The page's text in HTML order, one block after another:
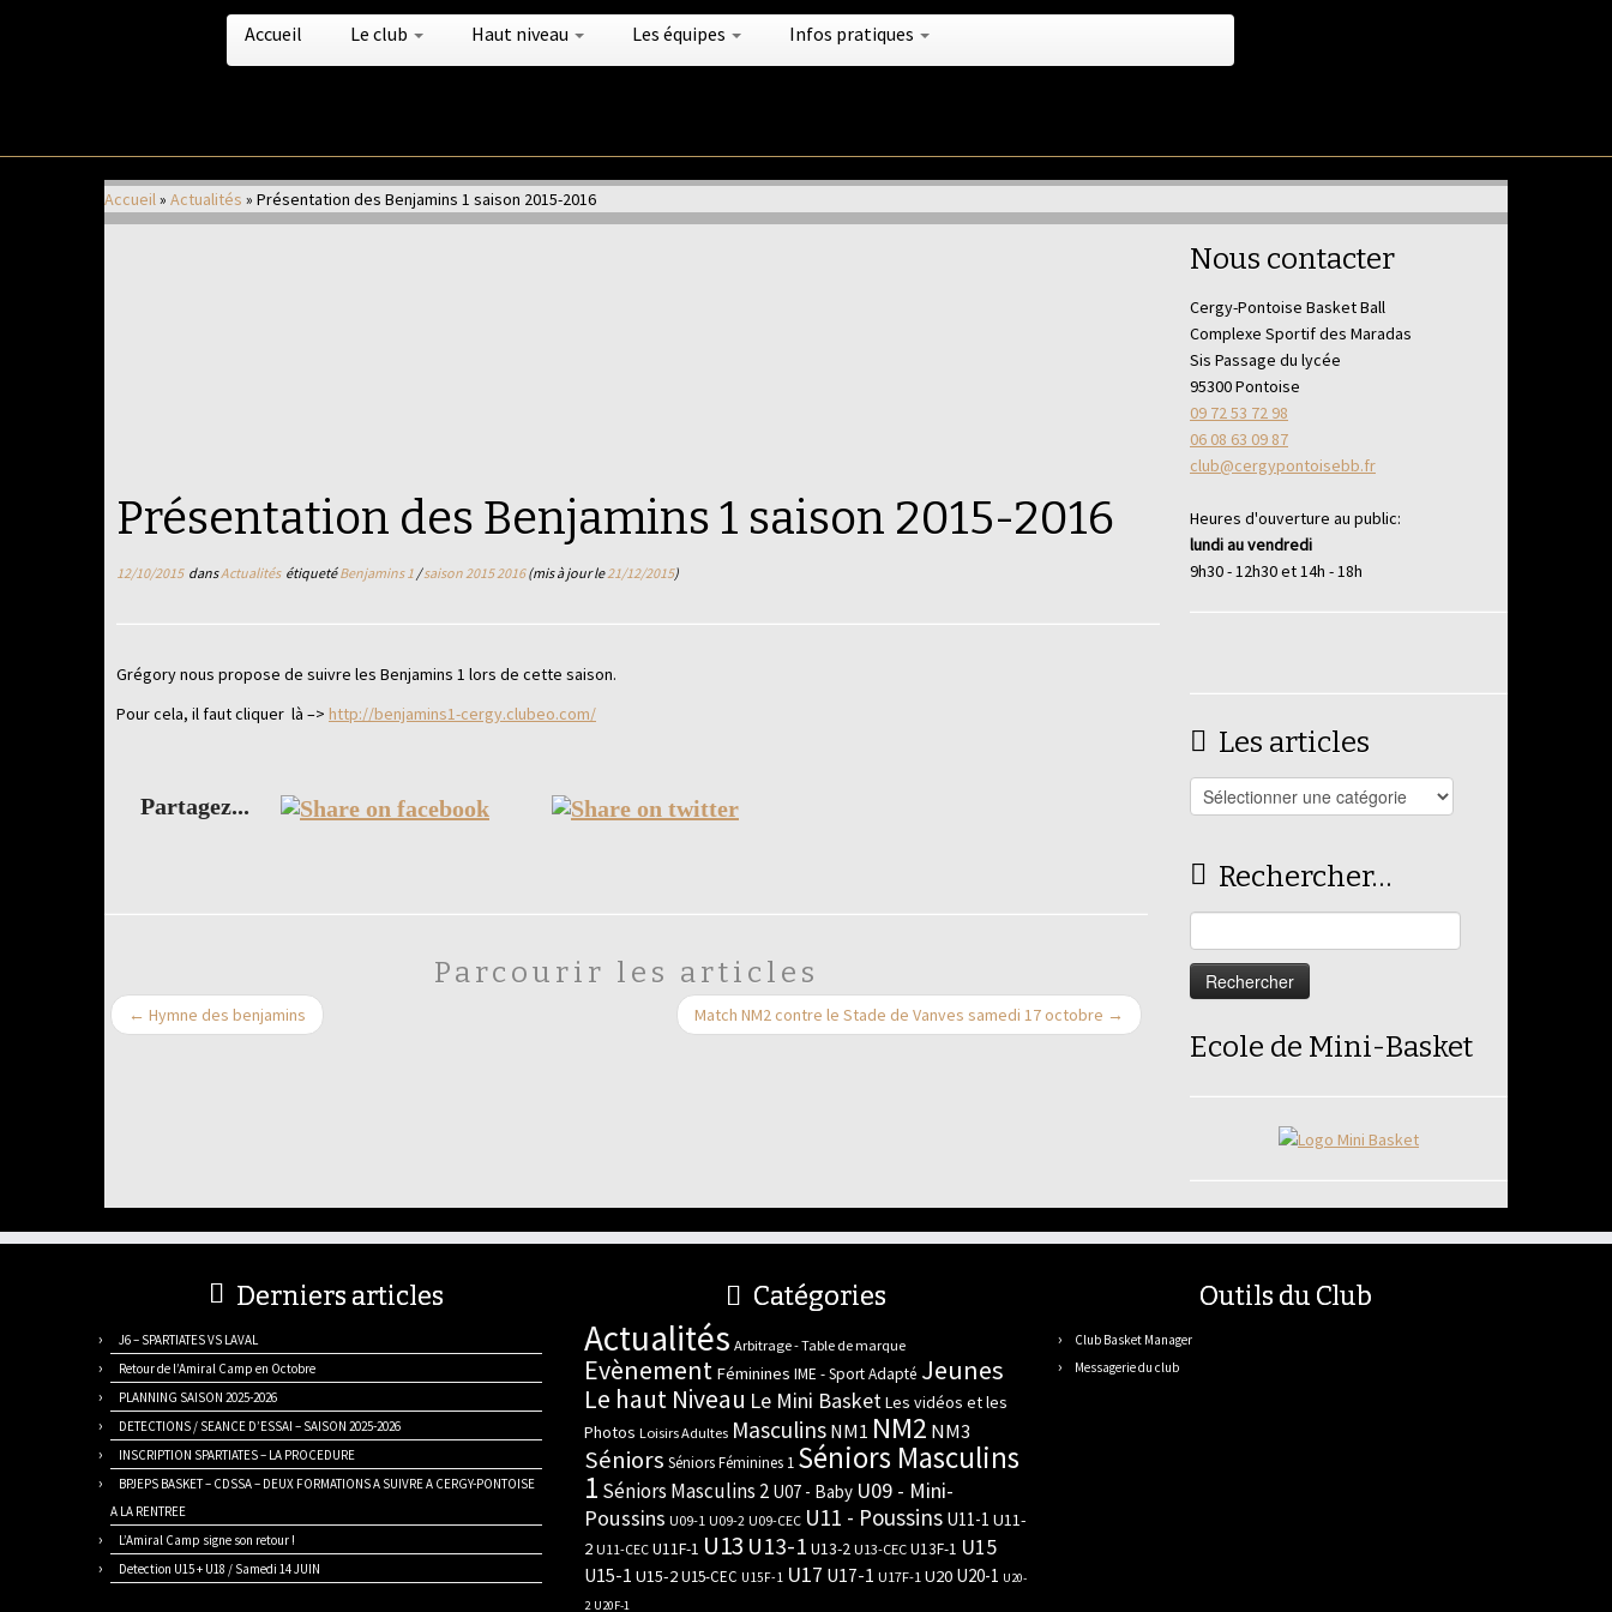
Accueil Le club Haut niveau Les équipes Infos pratiques
Accueil» Actualités » Présentation des Benjamins 1 saison 2015-2016
Présentation des Benjamins 1 saison 2015-2016
12/10/2015dansActualités étiquetéBenjamins 1 /saison 2015 2016(mis à jour le21/12/2015)
Grégory nous propose de suivre les Benjamins 1 lors de cette saison.
Pour cela, il faut cliquer là –> http://benjamins1-cergy.clubeo.com/
Partagez...
Parcourir les articles
← Hymne des benjamins Match NM2 contre le Stade de Vanves samedi 17 octobre →
Nous contacter
Cergy-Pontoise Basket Ball
Complexe Sportif des Maradas
Sis Passage du lycée
95300 Pontoise
09 72 53 72 98
06 08 63 09 87
club@cergypontoisebb.fr
Heures d'ouverture au public:
lundi au vendredi
9h30 - 12h30 et 14h - 18h
Les articles
Les
articles
Rechercher…
Ecole de Mini-Basket
Derniers articles
J6 – SPARTIATES VS LAVAL
Retour de l’Amiral Camp en Octobre
PLANNING SAISON 2025-2026
DETECTIONS / SEANCE D’ESSAI – SAISON 2025-2026
INSCRIPTION SPARTIATES – LA PROCEDURE
BPJEPS BASKET – CDSSA – DEUX FORMATIONS A SUIVRE A CERGY-PONTOISE
A LA RENTREE
L’Amiral Camp signe son retour !
Detection U15 + U18 / Samedi 14 JUIN
Catégories
Actualités Arbitrage - Table de marque
Evènement Féminines IME - Sport Adapté Jeunes
Le haut Niveau Le Mini Basket Les vidéos et les
Photos Loisirs Adultes Masculins NM1 NM2 NM3
Séniors Séniors Féminines 1 Séniors Masculins
1 Séniors Masculins 2 U07 - Baby U09 - Mini-
Poussins U09-1 U09-2 U09-CEC U11 - Poussins U11-1 U11-
2 U11-CEC U11F-1 U13 U13-1 U13-2 U13-CEC U13F-1 U15
U15-1 U15-2U15-CEC U15F-1 U17 U17-1 U17F-1 U20 U20-1 U20-
2 U20F-1
Outils du Club
Club Basket Manager
Messagerie du club